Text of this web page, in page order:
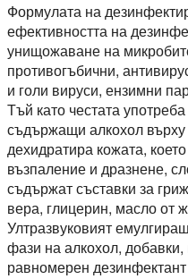
Формулата на
ефективността на
унищожаване на
противогъбични,
и голи вируси, ензимни
Тъй като честата
съдържащи алкохол
дехидратира кожата,
възпаление и дразнене,
съдържат съставки за
вера, глицерин, масло от
Ултразвуковият
фази на алкохол,
равномерен